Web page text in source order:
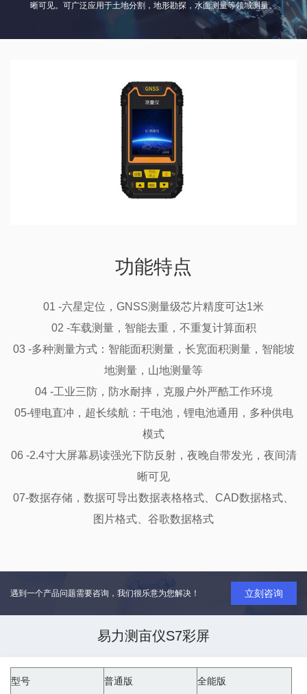
晰可见。可广泛应用于土地分割，地形勘探，水面测量等领域测量。
功能特点
01 -六星定位，GNSS测量级芯片精度可达1米
02 -车载测量，智能去重，不重复计算面积
03 -多种测量方式：智能面积测量，长宽面积测量，智能坡
地测量，山地测量等
04 -工业三防，防水耐摔，克服户外严酷工作环境
05-锂电直冲，超长续航：干电池，锂电池通用，多种供电
模式
06 -2.4寸大屏幕易读强光下防反射，夜晚自带发光，夜间清
晰可见
07-数据存储，数据可导出数据表格格式、CAD数据格式、
图片格式、谷歌数据格式
遇到一个产品问题需要咨询，我们很乐意为您解决！ 立刻咨询
易力测亩仪S7彩屏
型号 普通版 全能版